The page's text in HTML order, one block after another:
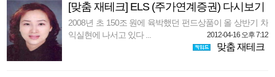
[맞춤 재테크] ELS (주가연계증권) 다시보기
2008년 초 150조 원에 육박했던 펀드상품이 올 상반기 차
익실현에 나서고 있다 ...
2012-04-16 오후 7:12
맞춤 재테크